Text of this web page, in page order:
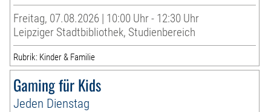
Freitag, 07.08.2026 | 10:00 Uhr - 12:30 Uhr
Leipziger Stadtbibliothek, Studienbereich
Rubrik: Kinder & Familie
Gaming für Kids
Jeden Dienstag